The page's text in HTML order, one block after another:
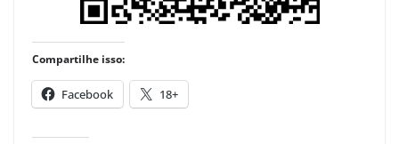
Compartilhe isso:
Facebook 18+